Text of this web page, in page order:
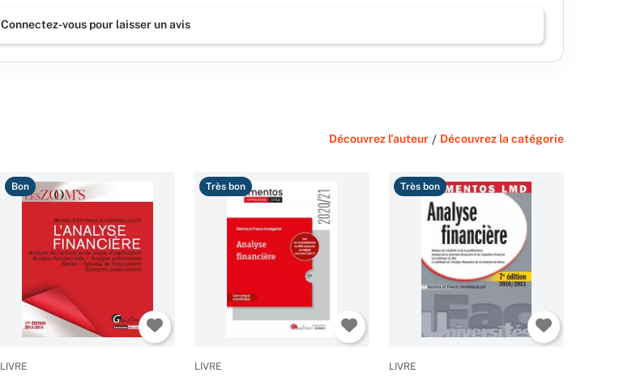
Connectez-vous pour laisser un avis
Découvrez l'auteur / Découvrez la catégorie
Bon
LIVRE
Très bon
LIVRE
Très bon
LIVRE